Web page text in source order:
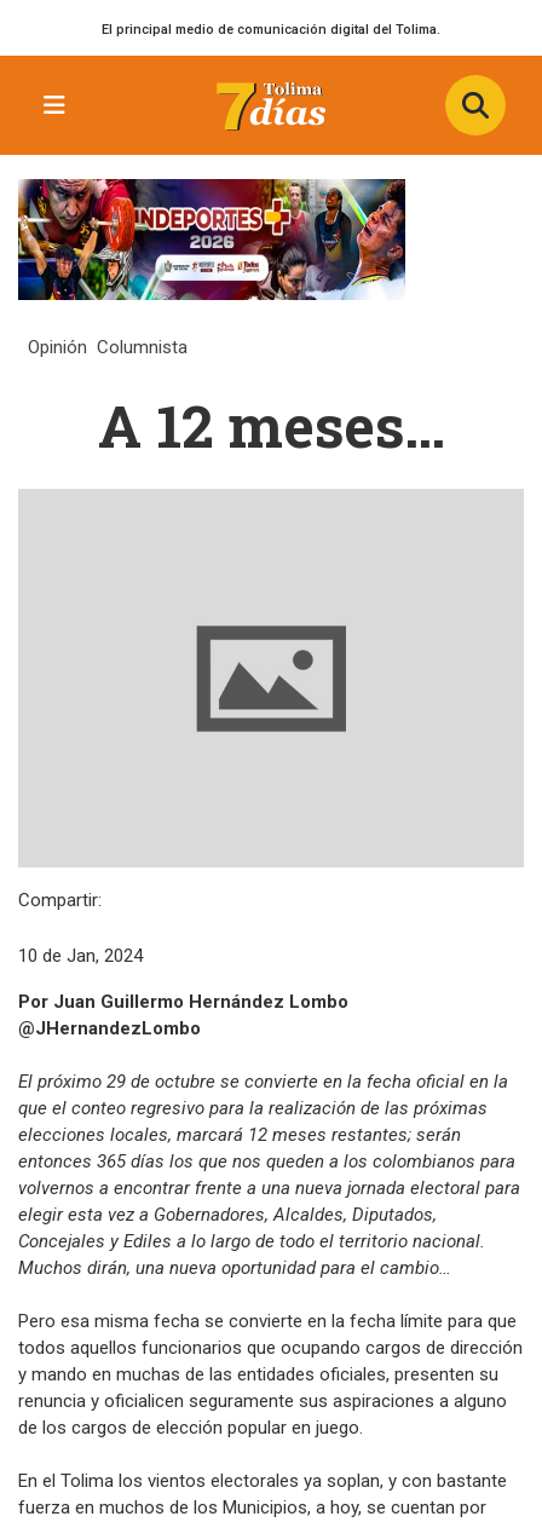
El principal medio de comunicación digital del Tolima.
Opinión Columnista
A 12 meses…
Compartir:
10 de Jan, 2024
Por Juan Guillermo Hernández Lombo
@JHernandezLombo
El próximo 29 de octubre se convierte en la fecha oficial en la
que el conteo regresivo para la realización de las próximas
elecciones locales, marcará 12 meses restantes; serán
entonces 365 días los que nos queden a los colombianos para
volvernos a encontrar frente a una nueva jornada electoral para
elegir esta vez a Gobernadores, Alcaldes, Diputados,
Concejales y Ediles a lo largo de todo el territorio nacional.
Muchos dirán, una nueva oportunidad para el cambio…
Pero esa misma fecha se convierte en la fecha límite para que
todos aquellos funcionarios que ocupando cargos de dirección
y mando en muchas de las entidades oficiales, presenten su
renuncia y oficialicen seguramente sus aspiraciones a alguno
de los cargos de elección popular en juego.
En el Tolima los vientos electorales ya soplan, y con bastante
fuerza en muchos de los Municipios, a hoy, se cuentan por